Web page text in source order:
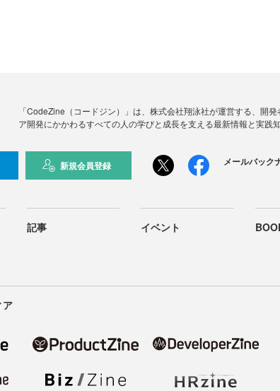
「CodeZine（コードジン）」は、株式会社翔泳社が運営する、開
ア開発にかかわるすべての人の学びと成長を支える最新情報と実践
新規会員登録 メールバック
記事 イベント
ア